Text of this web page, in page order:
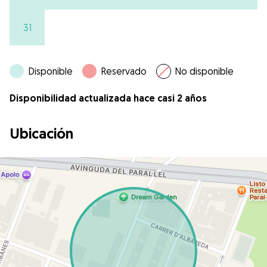
31
Disponible Reservado No disponible
Disponibilidad actualizada hace casi 2 años
Ubicación